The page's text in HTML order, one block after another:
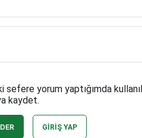
sefere yorum yaptığımda
kaydet.
GIRIŞ YAP